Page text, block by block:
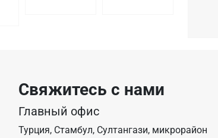
Свяжитесь с нами
Главный офис
Турция, Стамбул, Султангази, микрорайон